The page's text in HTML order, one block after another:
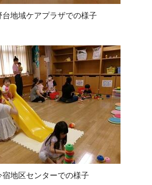
台地域ケアプラザでの様子
宿地区センターでの様子